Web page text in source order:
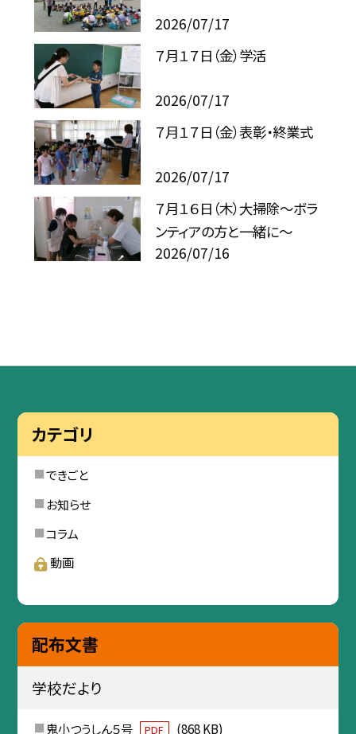
2026/07/17
７月１７日（金）学活
2026/07/17
７月１７日（金）表彰・終業式
2026/07/17
７月１６日（木）大掃除～ボラ
ンティアの方と一緒に～
2026/07/16
カテゴリ
できごと
お知らせ
コラム
動画
配布文書
学校だより
鬼小つうしん５号 PDF (868 KB)